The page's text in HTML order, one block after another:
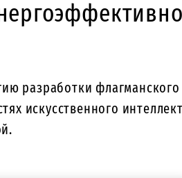
разработки
искусственного